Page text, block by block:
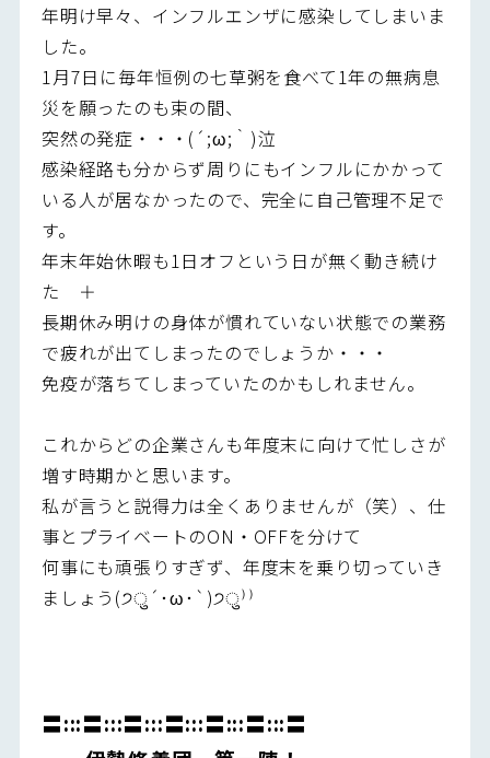
年明け早々、インフルエンザに感染してしまいま
した。
1月7日に毎年恒例の七草粥を食べて1年の無病息
災を願ったのも束の間、
突然の発症・・・(´;ω;｀)泣
感染経路も分からず周りにもインフルにかかって
いる人が居なかったので、完全に自己管理不足で
す。
年末年始休暇も1日オフという日が無く動き続け
た ＋
長期休み明けの身体が慣れていない状態での業務
で疲れが出てしまったのでしょうか・・・
免疫が落ちてしまっていたのかもしれません。
これからどの企業さんも年度末に向けて忙しさが
増す時期かと思います。
私が言うと説得力は全くありませんが（笑）、仕
事とプライベートのON・OFFを分けて
何事にも頑張りすぎず、年度末を乗り切っていき
ましょう(੭ु´･ω･`)੭ु⁾⁾
〓:::〓:::〓:::〓:::〓:::〓:::〓